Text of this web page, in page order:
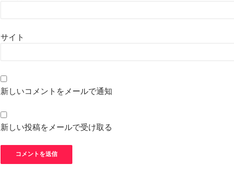
サイト
新しいコメントをメールで通知
新しい投稿をメールで受け取る